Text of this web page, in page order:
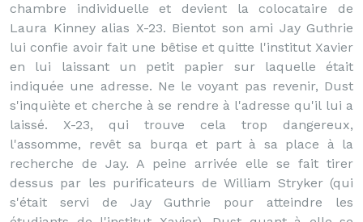
chambre individuelle et devient la colocataire de
Laura Kinney alias X-23. Bientot son ami Jay Guthrie
lui confie avoir fait une bêtise et quitte l'institut Xavier
en lui laissant un petit papier sur laquelle était
indiquée une adresse. Ne le voyant pas revenir, Dust
s'inquiète et cherche à se rendre à l'adresse qu'il lui a
laissé. X-23, qui trouve cela trop dangereux,
l'assomme, revêt sa burqa et part à sa place à la
recherche de Jay. A peine arrivée elle se fait tirer
dessus par les purificateurs de William Stryker (qui
s'était servi de Jay Guthrie pour atteindre les